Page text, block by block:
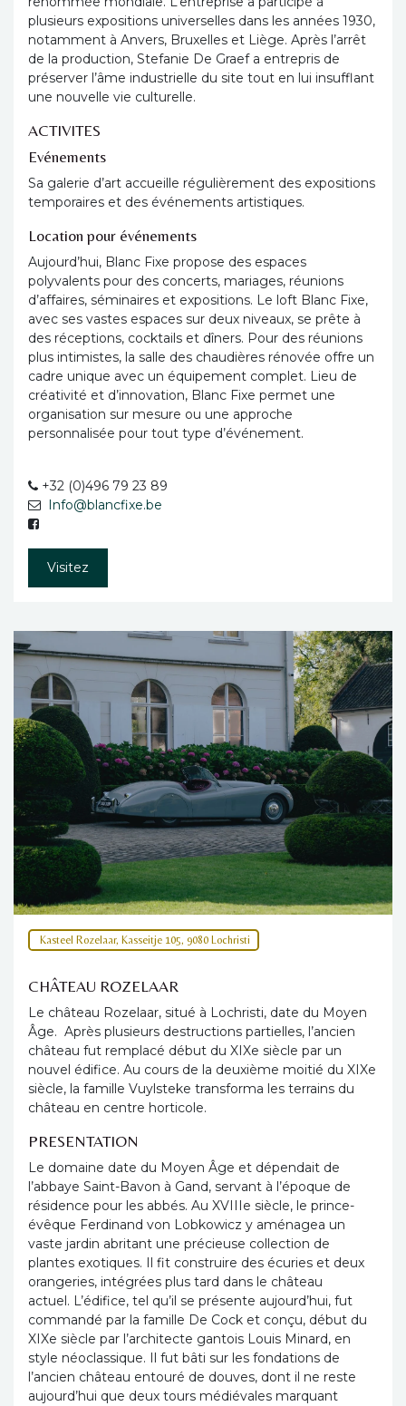
plusieurs expositions universelles dans les années 1930,
notamment à Anvers, Bruxelles et Liège. Après l’arrêt
de la production, Stefanie De Graef a entrepris de
préserver l’âme industrielle du site tout en lui insufflant
une nouvelle vie culturelle.
ACTIVITES
Evénements
Sa galerie d’art accueille régulièrement des expositions
temporaires et des événements artistiques.
Location pour événements
Aujourd’hui, Blanc Fixe propose des espaces
polyvalents pour des concerts, mariages, réunions
d’affaires, séminaires et expositions. Le loft Blanc Fixe,
avec ses vastes espaces sur deux niveaux, se prête à
des réceptions, cocktails et dîners. Pour des réunions
plus intimistes, la salle des chaudières rénovée offre un
cadre unique avec un équipement complet. Lieu de
créativité et d’innovation, Blanc Fixe permet une
organisation sur mesure ou une approche
personnalisée pour tout type d’événement.
+32 (0)496 79 23 89
Info@blancfixe.be
Visitez
Kasteel Rozelaar, Kasseitje 105, 9080 Lochristi
CHÂTEAU ROZELAAR
Le château Rozelaar, situé à Lochristi, date du Moyen
Âge. Après plusieurs destructions partielles, l’ancien
château fut remplacé début du XIXe siècle par un
nouvel édifice. Au cours de la deuxième moitié du XIXe
siècle, la famille Vuylsteke transforma les terrains du
château en centre horticole.
PRESENTATION
Le domaine date du Moyen Âge et dépendait de
l’abbaye Saint-Bavon à Gand, servant à l’époque de
résidence pour les abbés. Au XVIIIe siècle, le prince-
évêque Ferdinand von Lobkowicz y aménagea un
vaste jardin abritant une précieuse collection de
plantes exotiques. Il fit construire des écuries et deux
orangeries, intégrées plus tard dans le château
actuel. L’édifice, tel qu’il se présente aujourd’hui, fut
commandé par la famille De Cock et conçu, début du
XIXe siècle par l’architecte gantois Louis Minard, en
style néoclassique. Il fut bâti sur les fondations de
l’ancien château entouré de douves, dont il ne reste
aujourd’hui que deux tours médiévales marquant